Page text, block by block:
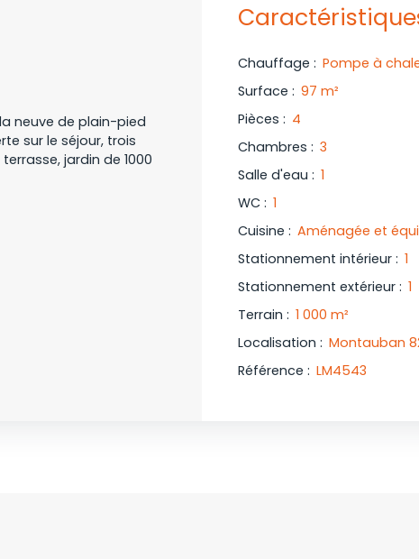
neuve de plain-pied
sur le séjour, trois
jardin de 1000
Chauffage : Pompe à
Surface : 97 m²
Pièces : 4
Chambres : 3
Salle d'eau : 1
WC : 1
Cuisine : Aménagée et
Stationnement intérieur : 1
Stationnement extérieur : 1
Terrain : 1 000 m²
Localisation : Montauban
Référence : LM4543